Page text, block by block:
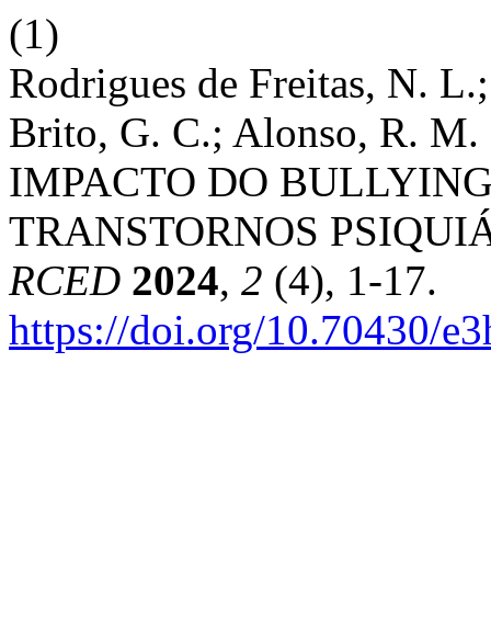
(1)
Rodrigues de Freitas, N.
Brito, G. C.; Alonso, R.
IMPACTO DO
TRANSTORNOS
RCED 2024, 2 (4), 1-17.
https://doi.org/10.70430/